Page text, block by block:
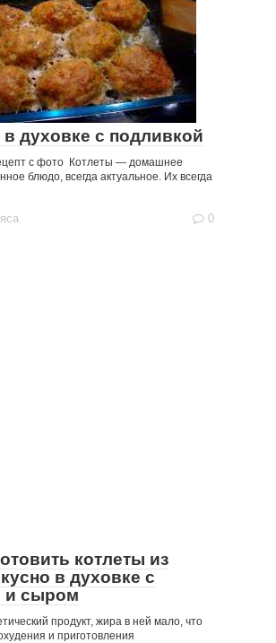
духовке с подливкой
с фото Котлеты — домашнее
блюдо, всегда актуальное. Их всегда
0
котлеты из
в духовке с
и сыром
продукт, жира в ней мало, что
и приготовления